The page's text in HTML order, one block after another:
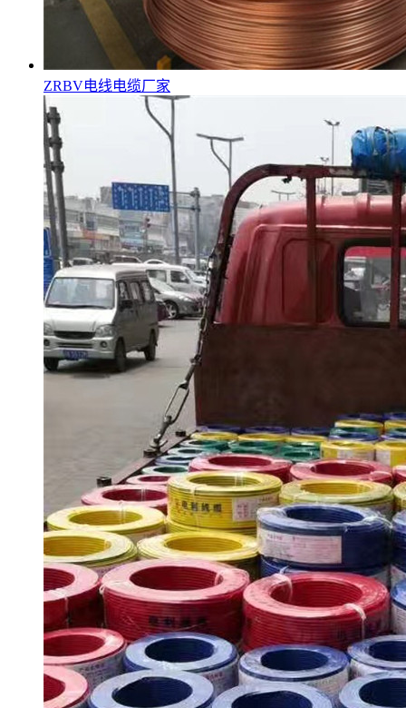
ZRBV电线电缆厂家